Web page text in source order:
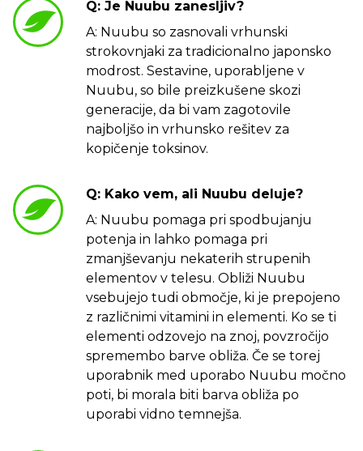
Q: Je Nuubu zanesljiv?
A: Nuubu so zasnovali vrhunski
strokovnjaki za tradicionalno japonsko
modrost. Sestavine, uporabljene v
Nuubu, so bile preizkušene skozi
generacije, da bi vam zagotovile
najboljšo in vrhunsko rešitev za
kopičenje toksinov.
Q: Kako vem, ali Nuubu deluje?
A: Nuubu pomaga pri spodbujanju
potenja in lahko pomaga pri
zmanjševanju nekaterih strupenih
elementov v telesu. Obliži Nuubu
vsebujejo tudi območje, ki je prepojeno
z različnimi vitamini in elementi. Ko se ti
elementi odzovejo na znoj, povzročijo
spremembo barve obliža. Če se torej
uporabnik med uporabo Nuubu močno
poti, bi morala biti barva obliža po
uporabi vidno temnejša.